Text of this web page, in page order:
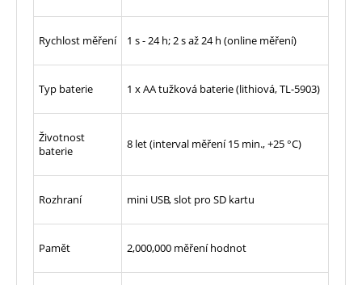
Rychlost měření 1 s - 24 h; 2 s až 24 h (online měření)
Typ baterie 1 x AA tužková baterie (lithiová, TL-5903)
Životnost
baterie
8 let (interval měření 15 min., +25 °C)
Rozhraní mini USB, slot pro SD kartu
Pamět 2,000,000 měření hodnot